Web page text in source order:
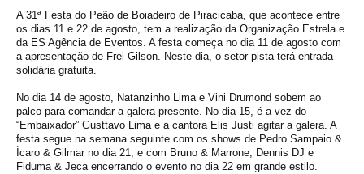
A 31ª Festa do Peão de Boiadeiro de Piracicaba, que acontece entre
os dias 11 e 22 de agosto, tem a realização da Organização Estrela e
da ES Agência de Eventos. A festa começa no dia 11 de agosto com
a apresentação de Frei Gilson. Neste dia, o setor pista terá entrada
solidária gratuita.
No dia 14 de agosto, Natanzinho Lima e Vini Drumond sobem ao
palco para comandar a galera presente. No dia 15, é a vez do
“Embaixador” Gusttavo Lima e a cantora Elis Justi agitar a galera. A
festa segue na semana seguinte com os shows de Pedro Sampaio &
Ícaro & Gilmar no dia 21, e com Bruno & Marrone, Dennis DJ e
Fiduma & Jeca encerrando o evento no dia 22 em grande estilo.